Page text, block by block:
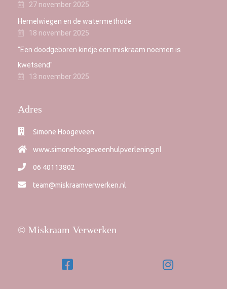
27 november 2025
Hemelwiegen en de watermethode
18 november 2025
"Een doodgeboren kindje een miskraam noemen is
kwetsend"
13 november 2025
Adres
Simone Hoogeveen
www.simonehoogeveenhulpverlening.nl
06 40113802
team@miskraamverwerken.nl
© Miskraam Verwerken